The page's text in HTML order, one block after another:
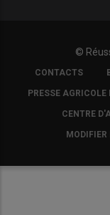
©
FOOTER
COPYRIGHT
CONTACTS
PRESSE
CENTRE